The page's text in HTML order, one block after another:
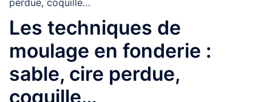
perdue, coquille…
Les techniques de
moulage en fonderie :
sable, cire perdue,
coquille…